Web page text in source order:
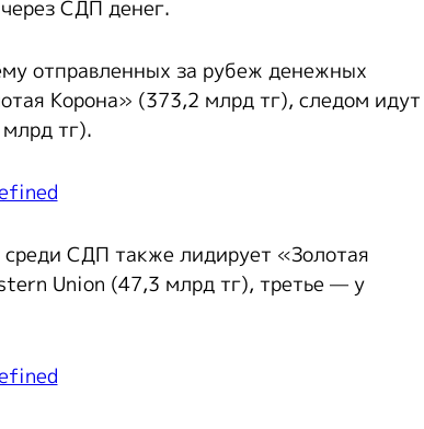
СДП денег.
отправленных за рубеж денежных
Корона» (373,2 млрд тг), следом идут
тг).
СДП также лидирует «Золотая
Union (47,3 млрд тг), третье — у